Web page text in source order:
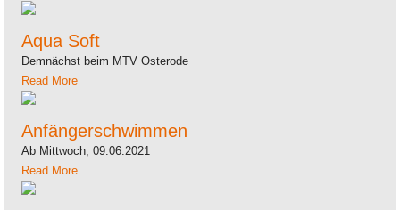
Aqua Soft
Demnächst beim MTV Osterode
Read More
Anfängerschwimmen
Ab Mittwoch, 09.06.2021
Read More